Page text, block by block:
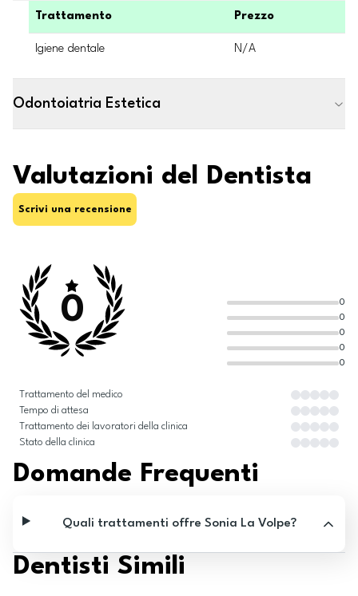
Trattamento Prezzo
Igiene dentale N/A
Odontoiatria Estetica
Valutazioni del Dentista
Scrivi una recensione
0
0
0
0
0
0
Trattamento del medico
Tempo di attesa
Trattamento dei lavoratori della clinica
Stato della clinica
Domande Frequenti
Quali trattamenti offre Sonia La Volpe?
Dentisti Simili